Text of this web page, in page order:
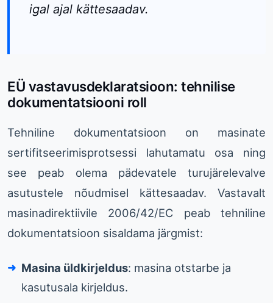
igal ajal kättesaadav.
EÜ vastavusdeklaratsioon: tehnilise
dokumentatsiooni roll
Tehniline dokumentatsioon on masinate
sertifitseerimisprotsessi lahutamatu osa ning
see peab olema pädevatele turujärelevalve
asutustele nõudmisel kättesaadav. Vastavalt
masinadirektiivile 2006/42/EC peab tehniline
dokumentatsioon sisaldama järgmist:
Masina üldkirjeldus: masina otstarbe ja
kasutusala kirjeldus.